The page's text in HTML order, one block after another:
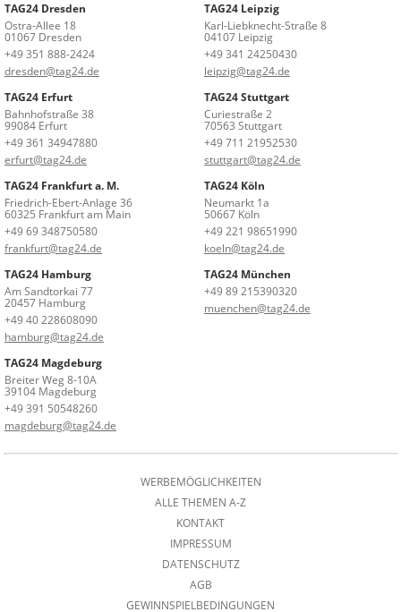
TAG24 Dresden
Ostra-Allee 18
01067 Dresden
+49 351 888-2424
dresden@tag24.de
TAG24 Leipzig
Karl-Liebknecht-Straße 8
04107 Leipzig
+49 341 24250430
leipzig@tag24.de
TAG24 Erfurt
Bahnhofstraße 38
99084 Erfurt
+49 361 34947880
erfurt@tag24.de
TAG24 Stuttgart
Curiestraße 2
70563 Stuttgart
+49 711 21952530
stuttgart@tag24.de
TAG24 Frankfurt a. M.
Friedrich-Ebert-Anlage 36
60325 Frankfurt am Main
+49 69 348750580
frankfurt@tag24.de
TAG24 Köln
Neumarkt 1a
50667 Köln
+49 221 98651990
koeln@tag24.de
TAG24 Hamburg
Am Sandtorkai 77
20457 Hamburg
+49 40 228608090
hamburg@tag24.de
TAG24 München
+49 89 215390320
muenchen@tag24.de
TAG24 Magdeburg
Breiter Weg 8-10A
39104 Magdeburg
+49 391 50548260
magdeburg@tag24.de
WERBEMÖGLICHKEITEN
ALLE THEMEN A-Z
KONTAKT
IMPRESSUM
DATENSCHUTZ
AGB
GEWINNSPIELBEDINGUNGEN